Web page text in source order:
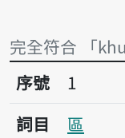
完全符合 「
序號1區
序號
1
詞目
區